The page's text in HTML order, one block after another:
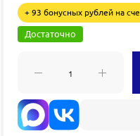
+ 93 бонусных рублей на
Достаточно